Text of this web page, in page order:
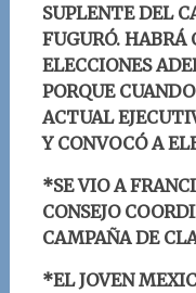
SUPLENTE DEL
FUGURÓ. HABRÁ
ELECCIONES
PORQUE
ACTUAL
Y CONVOCÓ A
*SE VIO A
CONSEJO
CAMPAÑA DE
*EL JOVEN